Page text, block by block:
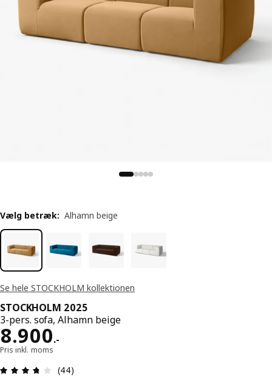
Se hele STOCKHOLM kollektionen
STOCKHOLM 2025
3-pers. sofa, Alhamn beige
8.900.-
Pris 8900.-
Pris inkl. moms
Anmeldelse: 3.7 Ud af 5 Stjerner. Anmeldelser i
(44)
Vælg betræk: Alhamn beige